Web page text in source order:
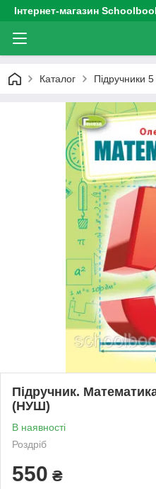
Інтернет-магазин
Каталог Підручники
Підручник.
(НУШ)
В наявності
Роздріб
550 ₴